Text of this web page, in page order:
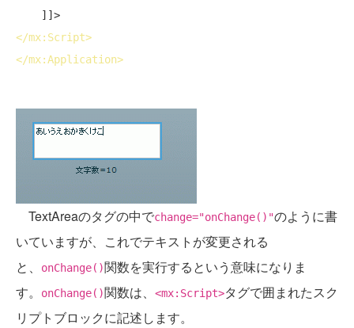
</mx:Script>
</mx:Application>
TextAreaのタグの中でchange="onChange()"のように書
いていますが、これでテキストが変更される
と、
onChange()関数を実行するという意味になりま
す。
onChange()関数は、 <mx:Script>タグで囲まれたスク
リプトブロックに記述します。